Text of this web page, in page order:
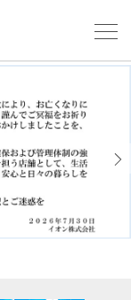
企業情報
お問い合わせ
プライバシ
ソーシャル